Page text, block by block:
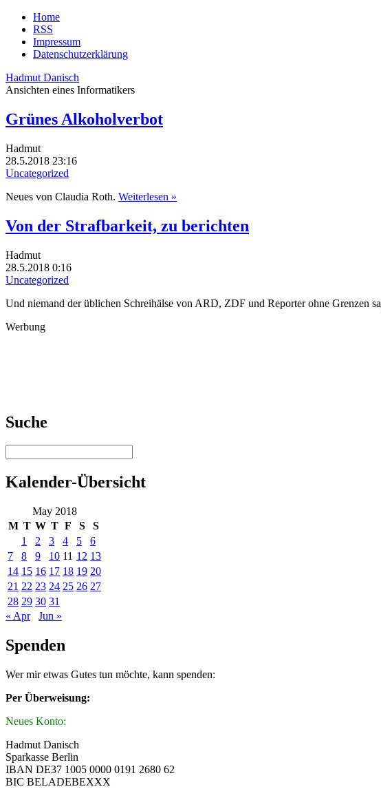
Home
RSS
Impressum
Datenschutzerklärung
Hadmut Danisch
Ansichten eines Informatikers
Grünes Alkoholverbot
Hadmut
28.5.2018 23:16
Uncategorized
Neues von Claudia Roth. Weiterlesen »
Von der Strafbarkeit, zu berichten
Hadmut
28.5.2018 0:16
Uncategorized
Und niemand der üblichen Schreihälse von ARD, ZDF und Reporter ohne Grenzen
Werbung
Suche
Kalender-Übersicht
May 2018
M T W T F S
S
1
2 3 4 5
6
7
8 9 10 11 12 13
14 15 16 17 18 19 20
21 22 23 24 25 26 27
28 29 30 31
« Apr
Jun »
Spenden
Wer mir etwas Gutes tun möchte, kann spenden:
Per Überweisung:
Neues Konto:
Hadmut Danisch
Sparkasse Berlin
IBAN DE37 1005 0000 0191 2680 62
BIC BELADEBEXXX